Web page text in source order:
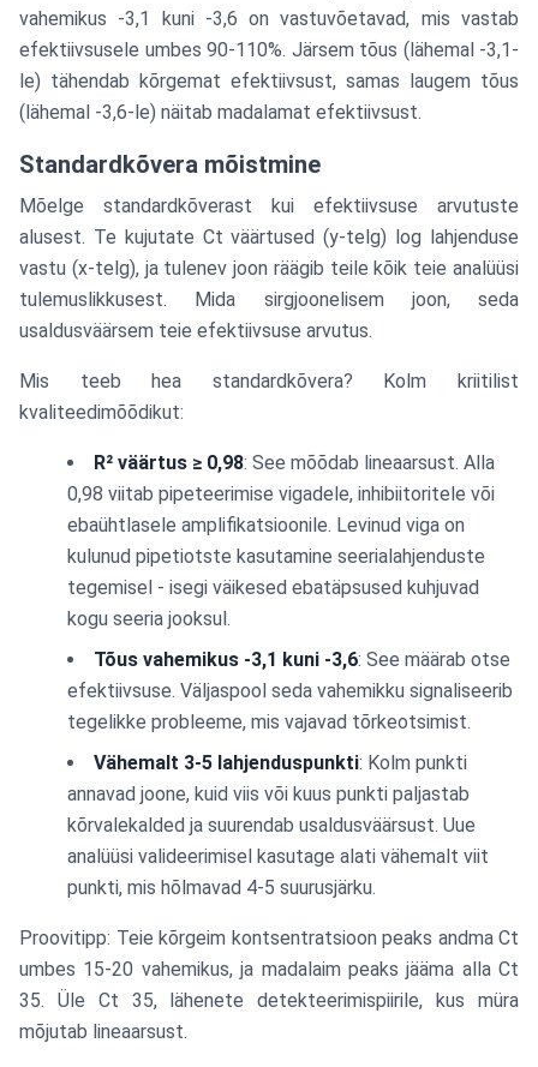
vahemikus -3,1 kuni -3,6 on vastuvõetavad, mis vastab
efektiivsusele umbes 90-110%. Järsem tõus (lähemal -3,1-
le) tähendab kõrgemat efektiivsust, samas laugem tõus
(lähemal -3,6-le) näitab madalamat efektiivsust.
Standardkõvera mõistmine
Mõelge standardkõverast kui efektiivsuse arvutuste
alusest. Te kujutate Ct väärtused (y-telg) log lahjenduse
vastu (x-telg), ja tulenev joon räägib teile kõik teie analüüsi
tulemuslikkusest. Mida sirgjoonelisem joon, seda
usaldusväärsem teie efektiivsuse arvutus.
Mis teeb hea standardkõvera? Kolm kriitilist
kvaliteedimõõdikut:
R² väärtus ≥ 0,98: See mõõdab lineaarsust. Alla
0,98 viitab pipeteerimise vigadele, inhibiitoritele või
ebaühtlasele amplifikatsioonile. Levinud viga on
kulunud pipetiotste kasutamine seerialahjenduste
tegemisel - isegi väikesed ebatäpsused kuhjuvad
kogu seeria jooksul.
Tõus vahemikus -3,1 kuni -3,6: See määrab otse
efektiivsuse. Väljaspool seda vahemikku signaliseerib
tegelikke probleeme, mis vajavad tõrkeotsimist.
Vähemalt 3-5 lahjenduspunkti: Kolm punkti
annavad joone, kuid viis või kuus punkti paljastab
kõrvalekalded ja suurendab usaldusväärsust. Uue
analüüsi valideerimisel kasutage alati vähemalt viit
punkti, mis hõlmavad 4-5 suurusjärku.
Proovitipp: Teie kõrgeim kontsentratsioon peaks andma Ct
umbes 15-20 vahemikus, ja madalaim peaks jääma alla Ct
35. Üle Ct 35, lähenete detekteerimispiirile, kus müra
mõjutab lineaarsust.